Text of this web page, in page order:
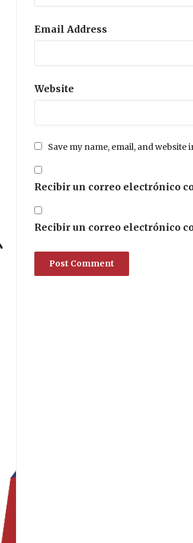
Email Address
Website
Save my name, email, and
Recibir un correo electrónico
Recibir un correo electrónico